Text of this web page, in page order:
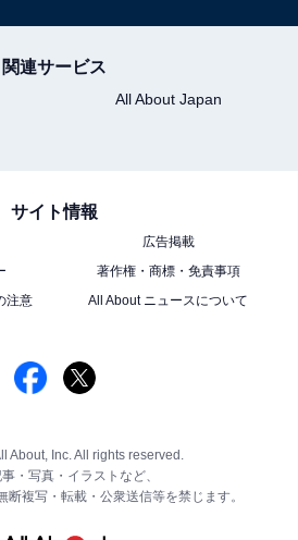
関連サービス
All About Japan
サイト情報
広告掲載
著作権・商標・免責事項
注意
All About ニュースについて
About, Inc. All rights reserved.
・写真・イラストなど、
断複写・転載・公衆送信等を禁じます。